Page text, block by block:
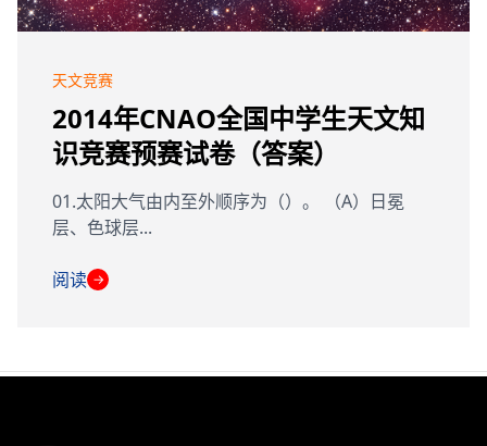
天文竞赛
2014年CNAO全国中学生天文知
识竞赛预赛试卷（答案）
01.太阳大气由内至外顺序为（）。 （A）日冕
层、色球层...
阅读 →